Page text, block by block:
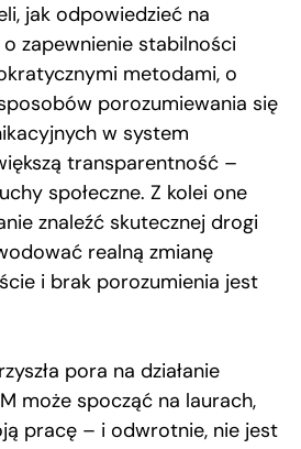
jak odpowiedzieć na
zapewnienie stabilności
metodami, o
porozumiewania się
w system
transparentność –
społeczne. Z kolei one
znaleźć skutecznej drogi
realną zmianę
i brak porozumienia jest
pora na działanie
może spocząć na laurach,
pracę – i odwrotnie, nie jest